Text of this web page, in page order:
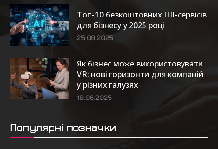
Топ-10 безкоштовних ШІ-сервісів
для бізнесу у 2025 році
25.08.2025
Як бізнес може використовувати
VR: нові горизонти для компаній
у різних галузях
18.06.2025
Популярні позначки